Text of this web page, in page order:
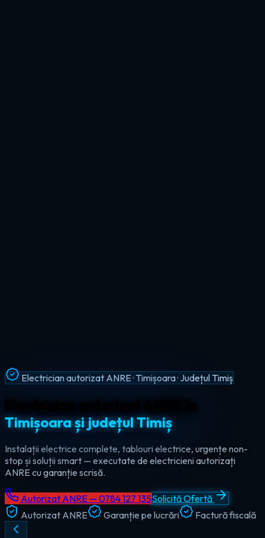
Intervenții Non-Stop · Urgențe Electrice · Timiș
Urgențe electrice non-stop în
județul Timiș
Ajungem la tine în maxim 60 de minute, oricând — ziua sau
noaptea. Electrician de urgență autorizat pentru Timișoara,
Lugoj, Deta și toate localitățile din Timiș.
Autorizat ANRE — 0784 127 135Solicită Ofertă
Autorizat ANRE
Garanție pe lucrări Factură fiscală